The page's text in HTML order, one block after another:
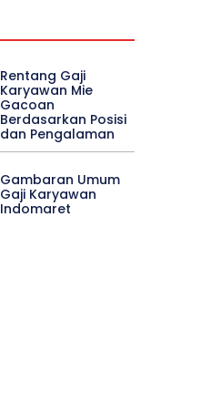
Rentang Gaji
Karyawan Mie
Gacoan
Berdasarkan Posisi
dan Pengalaman
Gambaran Umum
Gaji Karyawan
Indomaret